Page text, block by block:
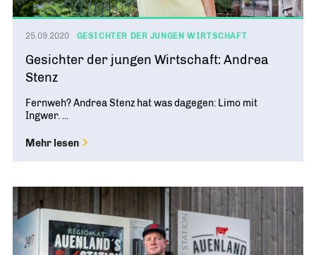
25.09.2020 GESICHTER DER JUNGEN WIRTSCHAFT
Gesichter der jungen Wirtschaft: Andrea
Stenz
Fernweh? Andrea Stenz hat was dagegen: Limo mit
Ingwer. ...
Mehr lesen